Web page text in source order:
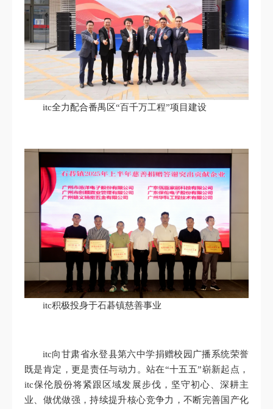
itc全力配合番禺区“百千万工程”项目建设
itc积极投身于石碁镇慈善事业
itc向甘肃省永登县第六中学捐赠校园广播系统荣誉
既是肯定，更是责任与动力。站在“十五五”崭新起点，
itc保伦股份将紧跟区域发展步伐，坚守初心、深耕主
业、做优做强，持续提升核心竞争力，不断完善国产化